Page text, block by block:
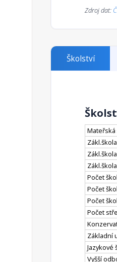
Zdroj dat:
Školství
Mateřská
Počet
Počet
Počet
Počet
Základní
Jazykové
Vyšší